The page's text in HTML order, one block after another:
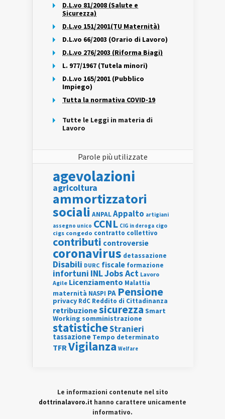
D.L.vo 81/2008 (Salute e
Sicurezza)
D.L.vo 151/2001(TU Maternità)
D.L.vo 66/2003 (Orario di Lavoro)
D.L.vo 276/2003 (Riforma Biagi)
L. 977/1967 (Tutela minori)
D.L.vo 165/2001 (Pubblico
Impiego)
Tutta la normativa COVID-19
Tutte le Leggi in materia di
Lavoro
Parole più utilizzate
agevolazioni
agricoltura
ammortizzatori
sociali ANPALAppalto artigiani
assegno unico CCNL CIG in deroga cigo
cigs congedo contratto collettivo
contributi controversie
coronavirus detassazione
Disabili DURC fiscale formazione
infortuni INLJobs Act Lavoro
Agile Licenziamento Malattia
maternità NASPI PA Pensione
privacy RdC Reddito di Cittadinanza
retribuzionesicurezza Smart
Working somministrazione
statisticheStranieri
tassazione Tempo determinato
TFRVigilanza Welfare
Le informazioni contenute nel sito
dottrinalavoro.it hanno carattere unicamente
informativo.